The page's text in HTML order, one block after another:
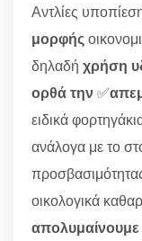
Αντλίες
μορφής
δηλαδή χρήση
ορθά την✅
ειδικά
ανάλογα με το
οικολογικά